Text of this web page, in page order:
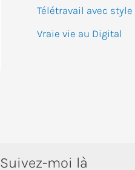
Télétravail avec style
Vraie vie au Digital
Suivez-moi là